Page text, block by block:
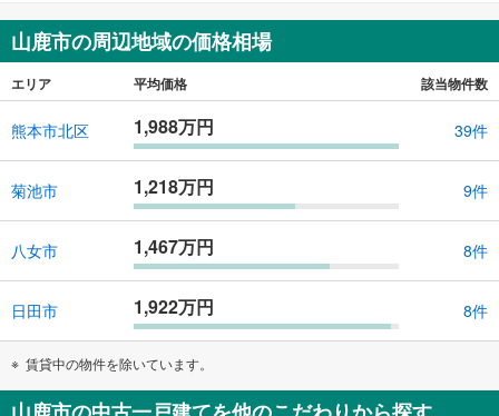
4LDK
99.97m 2（登記）
山鹿市の周辺地域の価格相場
エリア 平均価格 該当物件数
熊本市北区 1,988万円 39件
菊池市 1,218万円 9件
八女市 1,467万円 8件
日田市 1,922万円 8件
賃貸中の物件を除いています。